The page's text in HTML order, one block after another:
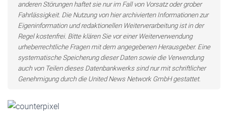
anderen Störungen haftet sie nur im Fall von Vorsatz oder grober
Fahrlässigkeit. Die Nutzung von hier archivierten Informationen zur
Eigeninformation und redaktionellen Weiterverarbeitung ist in der
Regel kostenfrei. Bitte klären Sie vor einer Weiterverwendung
urheberrechtliche Fragen mit dem angegebenen Herausgeber. Eine
systematische Speicherung dieser Daten sowie die Verwendung
auch von Teilen dieses Datenbankwerks sind nur mit schriftlicher
Genehmigung durch die United News Network GmbH gestattet.